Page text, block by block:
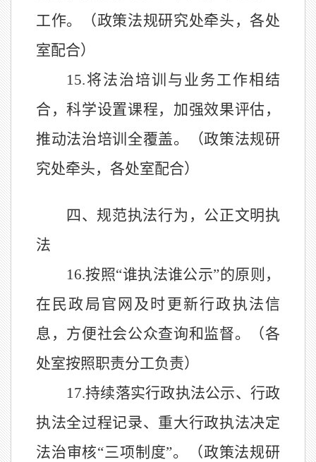
工作。（政策法规研究处牵头，各处
室配合）
15.将法治培训与业务工作相结
合，科学设置课程，加强效果评估，
推动法治培训全覆盖。（政策法规研
究处牵头，各处室配合）
四、规范执法行为，公正文明执
法
16.按照“谁执法谁公示”的原则，
在民政局官网及时更新行政执法信
息，方便社会公众查询和监督。（各
处室按照职责分工负责）
17.持续落实行政执法公示、行政
执法全过程记录、重大行政执法决定
法治审核“三项制度”。（政策法规研